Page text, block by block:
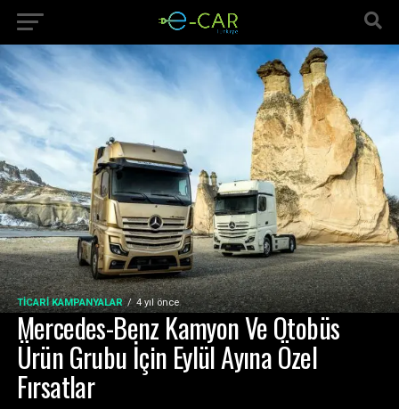
TICARI KAMPANYALAR 4 yıl önce
Mercedes-Benz Kamyon Ve Otobüs
Ürün Grubu İçin Eylül Ayına Özel
Fırsatlar